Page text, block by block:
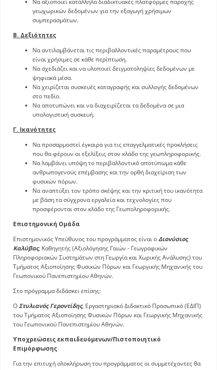
Να αξιοποιεί κατάλληλα διαδικτυακές πλατφόρμες παροχής
γεωχωρικών δεδομένων για την εξαγωγή χρήσιμων
συμπερασμάτων.
Β. Δεξιότητες
Να αντιλαμβάνεται τις περιβαλλοντικές παραμέτρους που
είναι χρήσιμες σε κάθε περίπτωση.
Να σχεδιάζει και να υλοποιεί δειγματοληψίες δεδομένων με
ψηφιακά μέσα.
Να χειρίζεται συσκευές καταγραφής και συλλογής δεδομένων
στο πεδίο.
Να αποτυπώνει και να διαχειρίζεται τα δεδομένα σε μια
υπολογιστική συσκευή.
Γ. Ικανότητες
Να προσαρμοστεί έγκαιρα για τις επαγγελματικές προκλήσεις
που θα φέρουν οι εξελίξεις στον κλάδο της γεωπληροφορικής.
Να λαμβάνει υπόψη το περιβαλλοντικό αποτύπωμα κάθε
ανθρωπογενούς επέμβασης και την ορθή διαχείριση των
φυσικών πόρων.
Να αναπτύξει τον τρόπο σκέψης και την κριτική του ικανότητα
με βάση τα σύγχρονα εργαλεία και τεχνολογίες που
προσφέρονται στον κλάδο της Γεωποληροφορικής.
Επιστημονική Ομάδα
Επιστημονικός Υπεύθυνος του προγράμματος είναι οΔιονύσιος
Καλύβας, Καθηγητής (Αξιολόγησης Γαιών - Γεωγραφικών
Πληροφοριακών Συστημάτων στη Γεωργία και Χωρικής Ανάλυσης) του
Τμήματος Αξιοποίησης Φυσικών Πόρων και Γεωργικής Μηχανικής του
Γεωπονικού Πανεπιστημίου Αθηνών.
Στο πρόγραμμα διδάσκει επίσης:
ΟΣτυλιανός Γεροντίδης, Εργαστηριακό Διδακτικό Προσωπικό (ΕΔΙΠ)
του Τμήματος Αξιοποίησης Φυσικών Πόρων και Γεωργικής Μηχανικής
του Γεωπονικού Πανεπιστημίου Αθηνών.
Υποχρεώσεις εκπαιδευόμενων/Πιστοποιητικό
Επιμόρφωσης
Για την επιτυχή ολοκλήρωση του προγράμματος οι συμμετέχοντες θα